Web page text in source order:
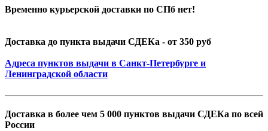
Временно курьерской доставки по СПб нет!
Доставка до пункта выдачи СДЕКа - от 350 руб
Адреса пунктов выдачи в Санкт-Петербурге и
Ленинградской области
Доставка в более чем 5 000 пунктов выдачи СДЕКа по всей
России